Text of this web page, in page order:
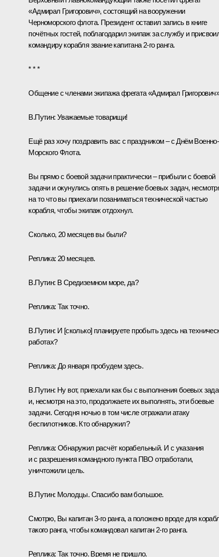
«Адмирал Григорович», состоящий на вооружении
Черноморского флота. Президент оставил запись в книге
почётных гостей, поблагодарил экипаж за службу и
командиру корабля звание капитана 2-го ранга.
* * *
Общение с членами экипажа фрегата «Адмирал Григорович»
В.Путин: Уважаемые товарищи!
Ещё раз хочу поздравить вас с праздником – с Днём Военно-
Морского Флота.
Вы прямо с боевой задачи практически – прибыли с боевой
задачи и окунулись опять в решение боевых задач,
на то что вы приехали позаниматься технической частью
корабля, чтобы экипаж отдохнул.
Сколько, 20 месяцев вы были?
Реплика: 20 месяцев.
В.Путин: В Средиземном море, да?
Реплика: Так точно.
В.Путин: И [сколько] планируете пробыть здесь на
работах?
Реплика: До января пробудем здесь.
В.Путин: Ну вот, приехали как бы с выполнения боевых
и, несмотря на это, продолжаете их выполнять, эти боевые
задачи. Сегодня ночью в том числе отражали атаку
беспилотников. Кто обнаружил?
Реплика: Обнаружил расчёт корабельный. И с указания
и с разрешения командного пункта ПВО отработали,
уничтожили цель.
В.Путин: Молодцы. Спасибо вам большое.
Смотрю, Вы капитан 3-го ранга, а положено вроде для
такого ранга, чтобы командовал капитан 2-го ранга.
Реплика: Так точно. Время не пришло.